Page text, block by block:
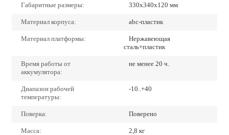
Габаритные размеры: 330х340х120 мм
Материал корпуса: abc-пластик
Материал платформы:
Нержавеющая
сталь+пластик
Время работы от
аккумулятора:
не менее 20 ч.
Диапазон рабочей
температуры:
-10..+40
Поверка: Поверено
Масса: 2,8 кг